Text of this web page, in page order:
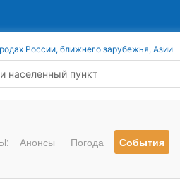
России, ближнего зарубежья, Азии
Анонсы Погода События